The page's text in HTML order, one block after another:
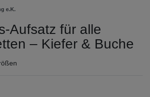
e.K.
Aufsatz für alle
– Kiefer & Buche